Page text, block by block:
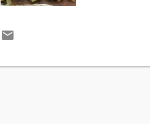
tapa y baja la
provech...